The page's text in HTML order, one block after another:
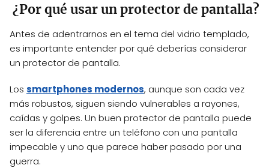
¿Por qué usar un protector de pantalla?
Antes de adentrarnos en el tema del vidrio templado,
es importante entender por qué deberías considerar
un protector de pantalla.
Los smartphones modernos, aunque son cada vez
más robustos, siguen siendo vulnerables a rayones,
caídas y golpes. Un buen protector de pantalla puede
ser la diferencia entre un teléfono con una pantalla
impecable y uno que parece haber pasado por una
guerra.